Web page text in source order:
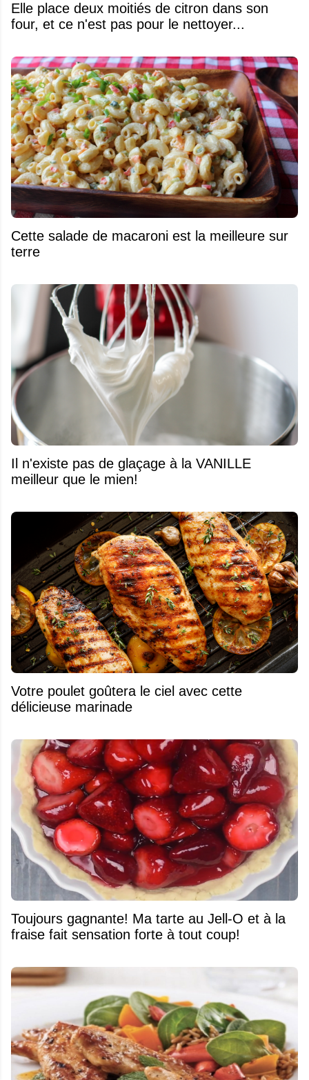
Elle place deux moitiés de citron dans son
four, et ce n'est pas pour le nettoyer...
Cette salade de macaroni est la meilleure sur
terre
Il n'existe pas de glaçage à la VANILLE
meilleur que le mien!
Votre poulet goûtera le ciel avec cette
délicieuse marinade
Toujours gagnante! Ma tarte au Jell-O et à la
fraise fait sensation forte à tout coup!